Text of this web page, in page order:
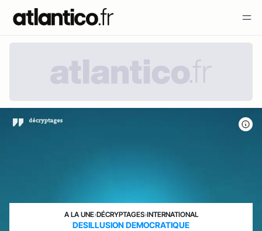
A LA UNE›DÉCRYPTAGES›INTERNATIONAL
DESILLUSION DEMOCRATIQUE